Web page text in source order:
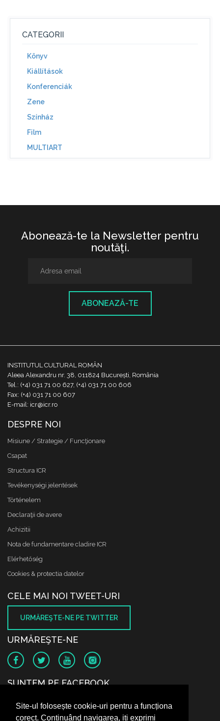
Site-ul folosește cookie-uri pentru a funcționa
corect. Continuând navigarea, iți exprimi
CATEGORII
Könyv
Kiállítások
Konferenciák
Zene
Színház
Film
MULTIART
Abonează-te la Newsletter pentru
noutăţi.
ABONEAZĂ-TE
INSTITUTUL CULTURAL ROMÂN
Aleea Alexandru nr. 38, 011824 București, România
Tel.: (+4) 031 71 00 627, (+4) 031 71 00 606
Fax: (+4) 031 71 00 607
E-mail: icr@icr.ro
DESPRE NOI
Misiune / Strategie / Funcţionare
Csapat
Structura ICR
Tevékenységi jelentések
Történelem
Declaraţii de avere
Achizitii
Nota de fundamentare cladire ICR
Elérhetőség
Cookies & protectia datelor
CELE MAI NOI TWEET-URI
URMĂREŞTE-NE PE TWITTER
URMĂREŞTE-NE
SUNTEM PE FACEBOOK